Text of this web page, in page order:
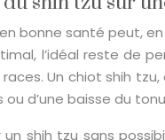
bonne santé peut,
l’idéal reste de
Un chiot shih
d’une baisse du
shih tzu sans